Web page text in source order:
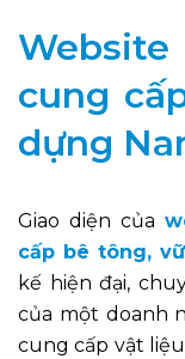
cung
dựng
Giao diện của
cấp bê tông,
kế hiện đại,
của một doanh
cung cấp vật